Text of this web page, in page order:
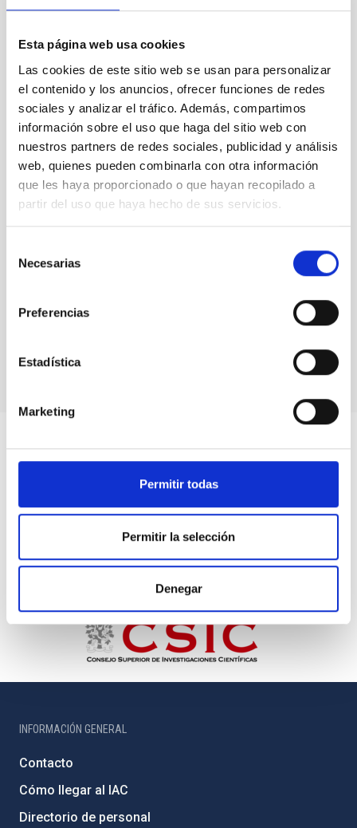
Esta página web usa cookies
Las cookies de este sitio web se usan para personalizar
el contenido y los anuncios, ofrecer funciones de redes
sociales y analizar el tráfico. Además, compartimos
información sobre el uso que haga del sitio web con
nuestros partners de redes sociales, publicidad y análisis
web, quienes pueden combinarla con otra información
que les haya proporcionado o que hayan recopilado a
partir del uso que haya hecho de sus servicios.
Necesarias
Preferencias
Estadística
Marketing
Permitir todas
Permitir la selección
Denegar
Vídeos GTC 2000-2005
INFORMACIÓN GENERAL
Contacto
Cómo llegar al IAC
Directorio de personal